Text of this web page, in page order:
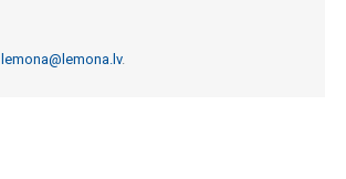
lemona@lemona.lv.